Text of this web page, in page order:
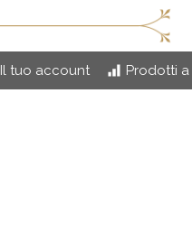
Il tuo account Prodotti